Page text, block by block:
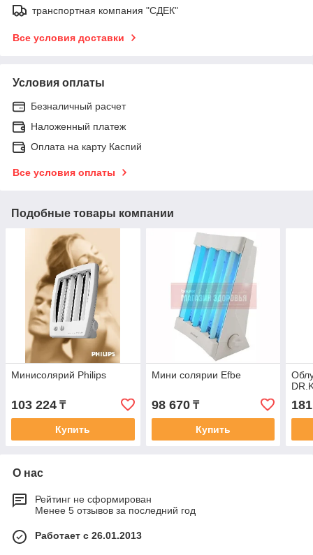
транспортная компания "СДЕК"
Все условия доставки
Условия оплаты
Безналичный расчет
Наложенный платеж
Оплата на карту Каспий
Все условия оплаты
Подобные товары компании
Минисолярий Philips
103 224 ₸
Купить
Мини солярии Efbe
98 670₸
Купить
О нас
Рейтинг не сформирован
Менее 5 отзывов за последний год
Работает с 26.01.2013